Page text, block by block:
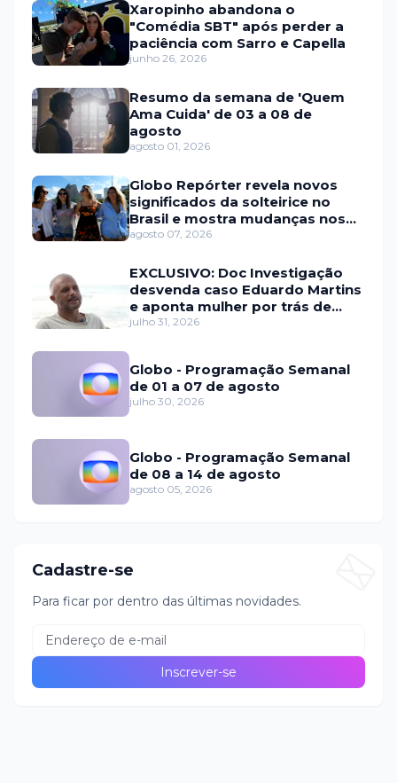
Xaropinho abandona o
"Comédia SBT" após perder a
paciência com Sarro e Capella
junho 26, 2026
Resumo da semana de 'Quem
Ama Cuida' de 03 a 08 de
agosto
agosto 01, 2026
Globo Repórter revela novos
significados da solteirice no
Brasil e mostra mudanças nos
relacionamentos
agosto 07, 2026
EXCLUSIVO: Doc Investigação
desvenda caso Eduardo Martins
e aponta mulher por trás de
fraude internacional
julho 31, 2026
Globo - Programação Semanal
de 01 a 07 de agosto
julho 30, 2026
Globo - Programação Semanal
de 08 a 14 de agosto
agosto 05, 2026
Cadastre-se
Para ficar por dentro das últimas novidades.